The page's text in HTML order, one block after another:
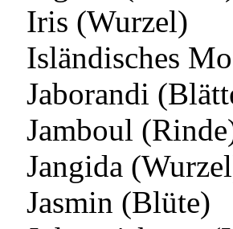
Iris (Wurzel)
Isländisches
Jaborandi
Jamboul
Jangida
Jasmin (Blüte)